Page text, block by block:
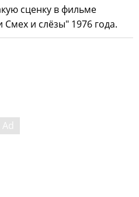
сценку в фильме
и слёзы" 1976 года.